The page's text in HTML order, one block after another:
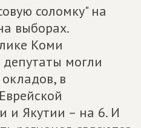
соломку" на
выборах.
Коми
могли
в
и Якутии – на 6. И